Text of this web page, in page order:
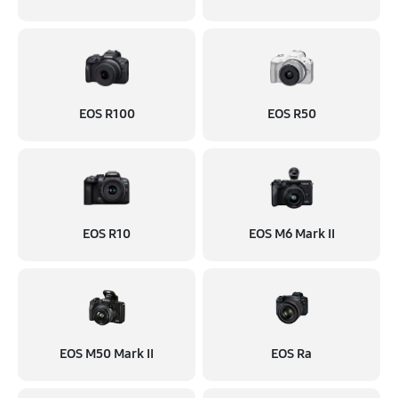
EOS R100 EOS R50
EOS R10 EOS M6 Mark II
EOS M50 Mark II EOS Ra